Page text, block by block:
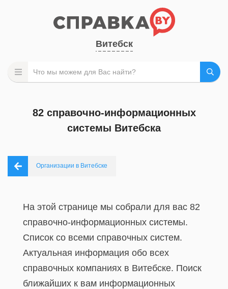
Витебск
82 справочно-информационных
системы Витебска
Организации в Витебске
На этой странице мы собрали для вас 82
справочно-информационных системы.
Список со всеми справочных систем.
Актуальная информация обо всех
справочных компаниях в Витебске. Поиск
ближайших к вам информационных